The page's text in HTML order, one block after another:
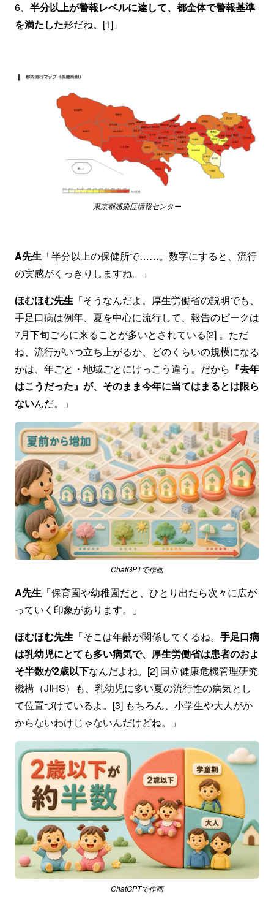
6、 半分以上が警報レベルに達して、都全体で警報基準
を満たした形だね。[1]」
東京都感染症情報センター
A先生 「半分以上の保健所で……。数字にすると、流行
の実感がくっきりしますね。」
ほむほむ先生 「そうなんだよ。厚生労働省の説明でも、
手足口病は例年、夏を中心に流行して、報告のピークは
7月下旬ごろに来ることが多いとされている[2] 。ただ
ね、流行がいつ立ち上がるか、どのくらいの規模になる
かは、年ごと・地域ごとにけっこう違う。だから 『去年
はこうだった』が、そのまま今年に当てはまるとは限ら
ないんだ。」
ChatGPTで作画
A先生 「保育園や幼稚園だと、ひとり出たら次々に広が
っていく印象があります。」
ほむほむ先生 「そこは年齢が関係してくるね。 手足口病
は乳幼児にとても多い病気で、厚生労働省は患者のおよ
そ半数が2歳以下なんだよね。[2] 国立健康危機管理研究
機構（JIHS）も、乳幼児に多い夏の流行性の病気とし
て位置づけているよ。[3] もちろん、小学生や大人がか
からないわけじゃないんだけどね。」
ChatGPTで作画